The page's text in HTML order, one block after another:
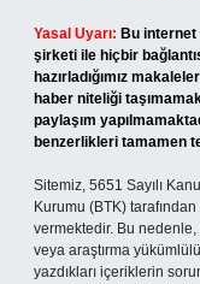
Yasal Uyarı: Bu
şirketi ile hiçbir
hazırladığımız
haber niteliği
paylaşım
benzerlikleri tamamen
Sitemiz, 5651 Sayılı
Kurumu (BTK)
vermektedir. Bu
veya araştırma
yazdıkları içeriklerin